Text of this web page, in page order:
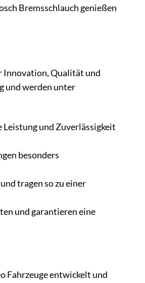
Bremsschlauch genießen
Innovation, Qualität und
und werden unter
Leistung und Zuverlässigkeit
besonders
tragen so zu einer
und garantieren eine
Fahrzeuge entwickelt und